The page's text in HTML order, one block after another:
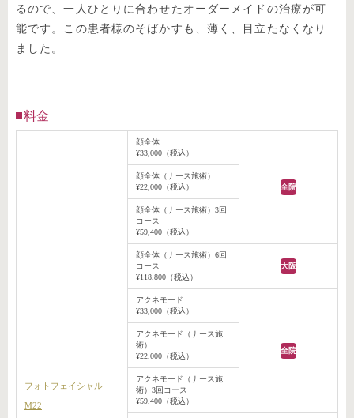
るので、一人ひとりに合わせたオーダーメイドの治療が可
能です。この患者様のそばかすも、薄く、目立たなくなり
ました。
料金
フォトフェイシャル
M22
顔全体
¥33,000（税込）
全院
顔全体（ナース施術）
¥22,000（税込）
顔全体（ナース施術）3回
コース
¥59,400（税込）
顔全体（ナース施術）6回
コース
¥118,800（税込）
大阪
アクネモード
¥33,000（税込）
全院
アクネモード（ナース施
術）
¥22,000（税込）
アクネモード（ナース施
術）3回コース
¥59,400（税込）